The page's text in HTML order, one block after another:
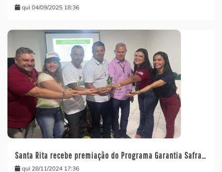
qui 04/09/2025 18:36
Santa Rita recebe premiação do Programa Garantia Safra…
qui 28/11/2024 17:36